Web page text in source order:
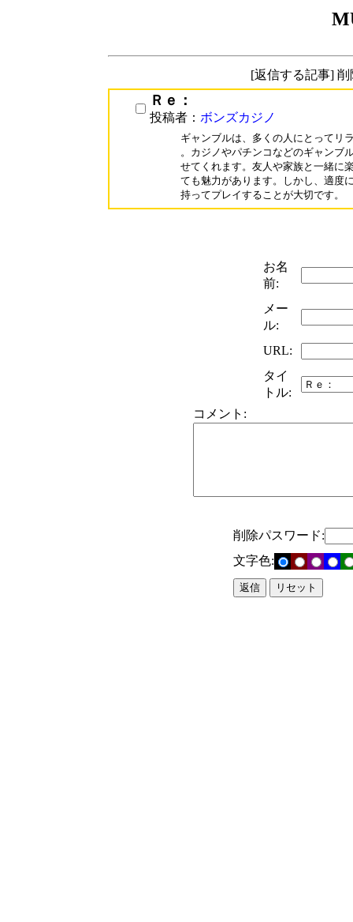
[返信する記事]
Ｒｅ：
投稿者： ボンズカジノ
ギャンブルは、多くの人にとってリ
。カジノやパチンコなどのギャンブ
せてくれます。友人や家族と一緒に
ても魅力があります。しかし、適度
持ってプレイすることが大切です。
お名
前:
メー
ル:
URL:
タイ
トル:
コメント:
削除パスワード:
文字色: